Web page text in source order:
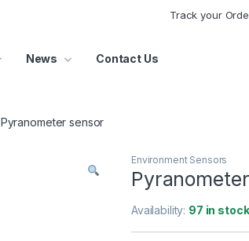
Track your
News Contact Us
Pyranometer sensor
Environment Sensors
Availability: 97 in stock